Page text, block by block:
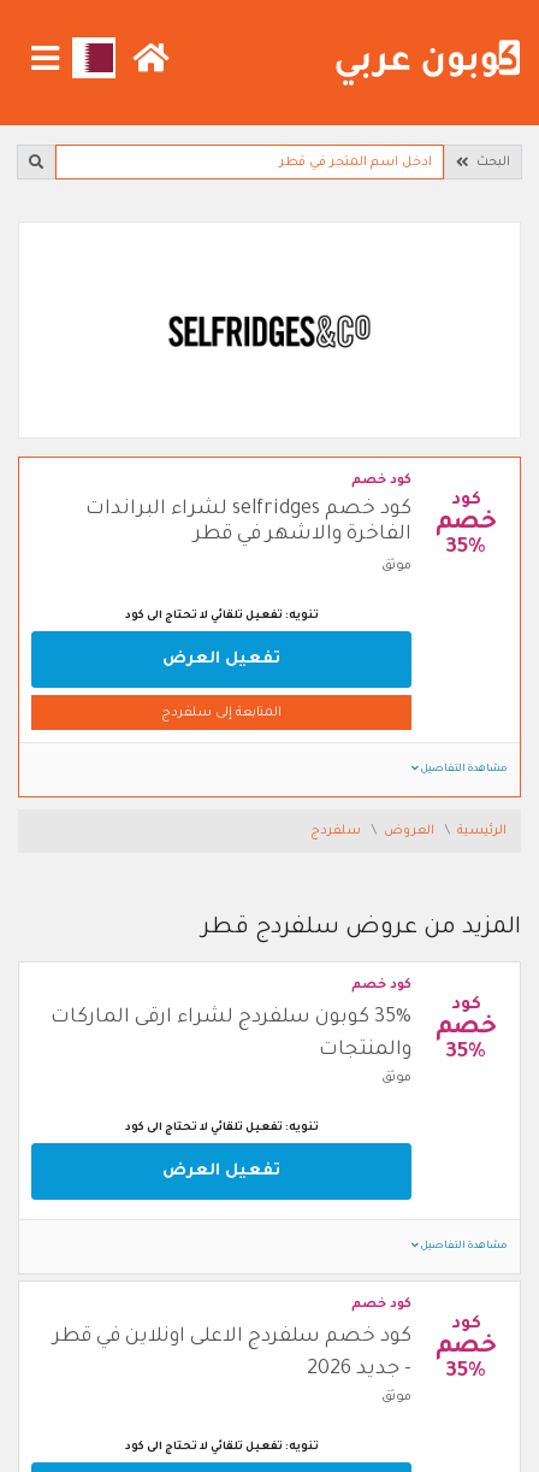
البحث
كود
خصم
35%
كود خصم
كود خصم selfridges لشراء البراندات
الفاخرة والاشهر في قطر
موثق
تنويه: تفعيل تلقائي لا تحتاج الى كود
تفعيل العرض
المتابعة إلى سلفردج
مشاهدة التفاصيل
الرئيسية العروض سلفردج
المزيد من عروض سلفردج قطر
كود
خصم
35%
كود خصم
35% كوبون سلفردج لشراء ارقى الماركات
والمنتجات
موثق
تنويه: تفعيل تلقائي لا تحتاج الى كود
تفعيل العرض
مشاهدة التفاصيل
كود
خصم
35%
كود خصم
كود خصم سلفردج الاعلى اونلاين في قطر
- جديد 2026
موثق
تنويه: تفعيل تلقائي لا تحتاج الى كود